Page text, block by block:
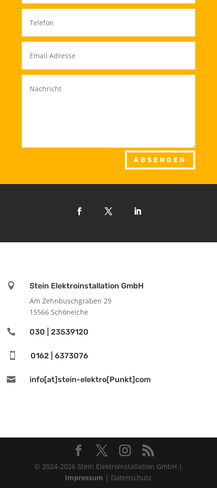
ABSENDEN

Stein Elektroinstallation GmbH
Am Zehnbuschgraben 29
15566 Schöneiche
 030 | 23539120
0162 | 6373076
 info[at]stein-elektro[Punkt]com
© 2024-2026 Stein Elektroinstallation GmbH |
Impressum | Datenschutz